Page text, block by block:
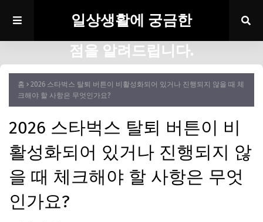
일상생활에 궁금한
점을 알려드립니다.
홈
2026 스타벅스 탈퇴 버튼이 비활성화되어 있거나 진행되지 않을 때 체
크해야 할 사항은 무엇인가요?
2026 스타벅스 탈퇴 버튼이 비
활성화되어 있거나 진행되지 않
을 때 체크해야 할 사항은 무엇
인가요?